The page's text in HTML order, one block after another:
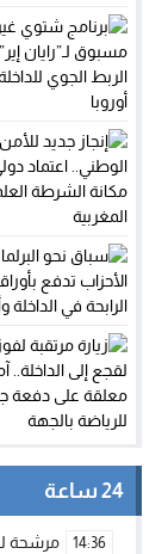
24 ساعة
14:36 مرشحة